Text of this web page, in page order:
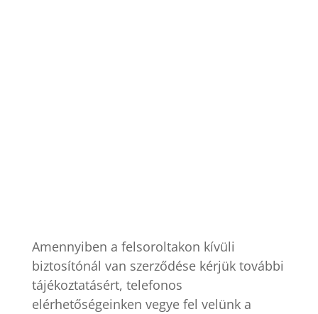
Amennyiben a felsoroltakon kívüli
biztosítónál van szerződése kérjük további
tájékoztatásért, telefonos
elérhetőségeinken vegye fel velünk a